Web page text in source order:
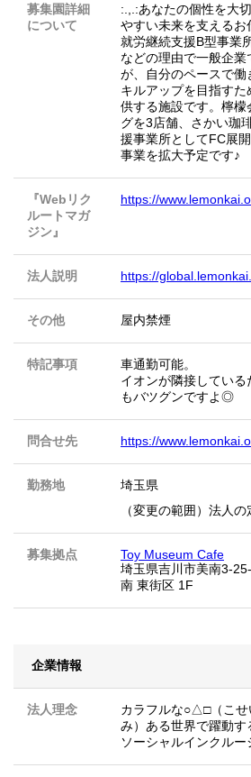
募集園詳細
について
:.,.:あなたの個性を大
やすい未来を支えるお
就労継続支援B型事業
などの理由で一般企
が、自分のペースで働
キルアップを目指す
供する施設です。檸
グを3店舗、さかい珈
援事業所としてFC展
事業を拡大予定です♪
『Webリク
ルートマガ
ジン』
https://
法人説明 https://
その他 屋内禁煙
特記事項
車通勤可能。
イオンが隣接してい
もバツグンですよ◎
問合せ先 https://
勤務地
埼玉県
（変更の範囲）法人
募集拠点
Toy Museum Cafe
埼玉県吉川市美南3-
南 東街区 1F
企業情報
法人理念
カラフルな○△□（こせ
み）ある世界で躍動す
ソーシャルインクルー